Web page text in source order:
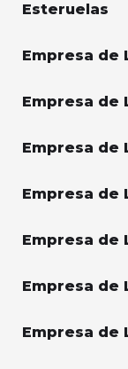
Esteruelas
Empresa de
Empresa de
Empresa de
Empresa de
Empresa de
Empresa de
Empresa de